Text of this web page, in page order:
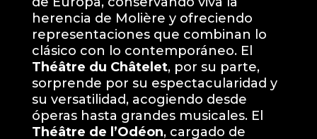
herencia de Molière y ofreciendo
representaciones que combinan lo
clásico con lo contemporáneo. El
Théâtre du Châtelet, por su parte,
sorprende por su espectacularidad y
su versatilidad, acogiendo desde
óperas hasta grandes musicales. El
Théâtre de l’Odéon, cargado de